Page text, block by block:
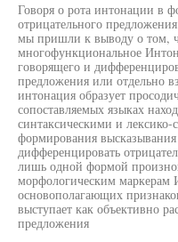
Говоря о рота интонации в
отрицательного
мы пришли к выводу о том,
многофункциональное
говорящего и
предложения или отдельно
интонация образует
сопоставляемых языках
синтаксическими и лексико-
формирования
дифференцировать
лишь одной формой
морфологическим маркерам
основополагающих
выступает как объективно
предложения